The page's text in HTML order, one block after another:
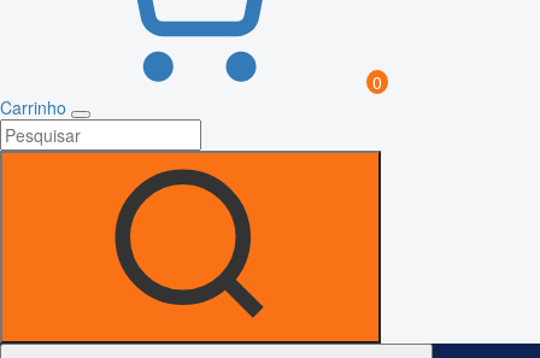
0
Carrinho